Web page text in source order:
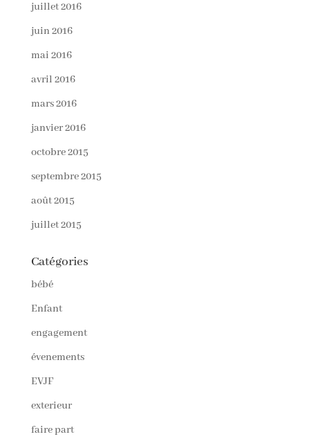
juillet 2016
juin 2016
mai 2016
avril 2016
mars 2016
janvier 2016
octobre 2015
septembre 2015
août 2015
juillet 2015
Catégories
bébé
Enfant
engagement
évenements
EVJF
exterieur
faire part